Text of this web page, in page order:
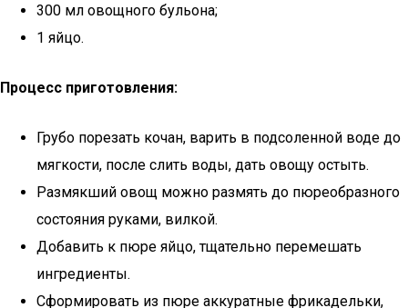
300 мл овощного бульона;
1 яйцо.
Процесс приготовления:
Грубо порезать кочан, варить в подсоленной воде до
мягкости, после слить воды, дать овощу остыть.
Размякший овощ можно размять до пюреобразного
состояния руками, вилкой.
Добавить к пюре яйцо, тщательно перемешать
ингредиенты.
Сформировать из пюре аккуратные фрикадельки,